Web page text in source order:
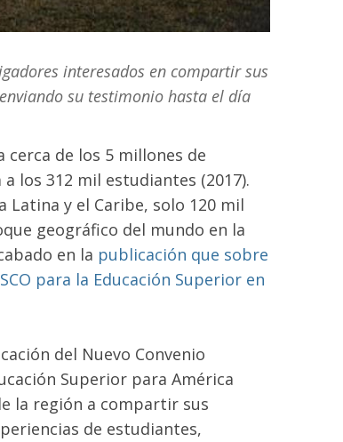
interesados en compartir sus
su testimonio hasta el día
cerca de los 5 millones de
los 312 mil estudiantes (2017).
Latina y el Caribe, solo 120 mil
geográfico del mundo en la
en la publicación que sobre
para la Educación Superior en
del Nuevo Convenio
Superior para América
la región a compartir sus
de estudiantes,